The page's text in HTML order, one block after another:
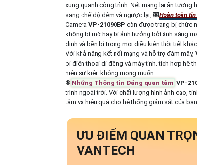
xung quanh công trình. Nét mang lại ấn tượng
sang chế độ đêm và ngược lại, 🎛Hoàn toàn tin
Camera VP-21090BP còn được trang bị chức
không bị mờ hay bị ảnh hưởng bởi ánh sáng
định và bền bỉ trong mọi điều kiện thời tiết
Với khả năng kết nối mạng và hỗ trợ đám mây,
bị điện thoại di động và máy tính. tích hợp hệ
hiện sự kiện không mong muốn.
®️ Những Thông tin Đáng quan tâm VP-
trình ngoài trời. Với chất lượng hình ảnh cao,
tâm và hiệu quả cho hệ thống giám sát của
ƯU ĐIỂM QUAN
VANTECH